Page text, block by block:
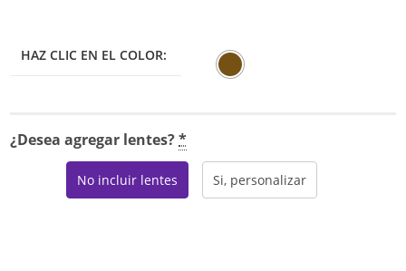
HAZ CLIC EN EL COLOR:
¿Desea agregar lentes?*
No incluir lentes Si, personalizar